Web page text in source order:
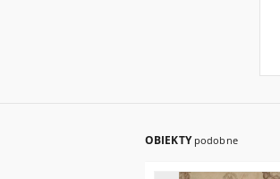
OBIEKTY podobne